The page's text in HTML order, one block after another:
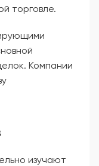
торговле.
Компании
изучают